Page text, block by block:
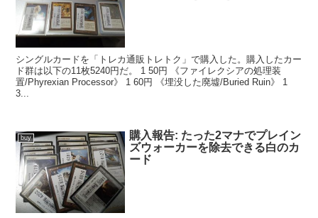
シングルカードを「トレカ通販トレトク」で購入した。購入したカー
ド群は以下の11枚5240円だ。 1 50円 《ファイレクシアの処理装
置/Phyrexian Processor》 1 60円 《埋没した廃墟/Buried Ruin》 1
3...
buy
購入報告: たった2マナでプレイン
ズウォーカーを除去できる白のカ
ード